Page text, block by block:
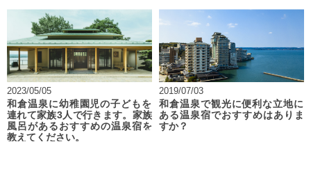
2023/05/05
和倉温泉に幼稚園児の子どもを
連れて家族3人で行きます。家族
風呂があるおすすめの温泉宿を
教えてください。
2019/07/03
和倉温泉で観光に便利な立地に
ある温泉宿でおすすめはありま
すか？